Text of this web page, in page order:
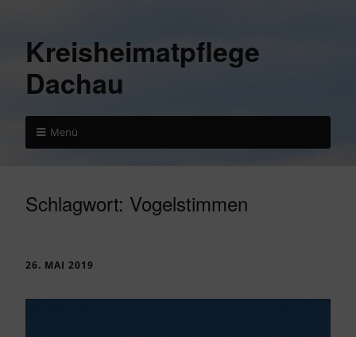
Kreisheimatpflege
Dachau
Menü
Schlagwort: Vogelstimmen
26. MAI 2019